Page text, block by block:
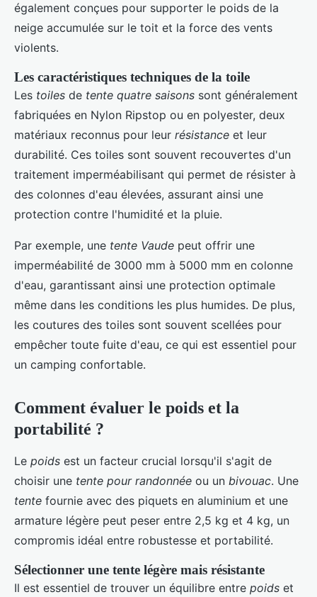
également conçues pour supporter le poids de la
neige accumulée sur le toit et la force des vents
violents.
Les caractéristiques techniques de la toile
Les toiles de tente quatre saisons sont généralement
fabriquées en Nylon Ripstop ou en polyester, deux
matériaux reconnus pour leur résistance et leur
durabilité. Ces toiles sont souvent recouvertes d'un
traitement imperméabilisant qui permet de résister à
des colonnes d'eau élevées, assurant ainsi une
protection contre l'humidité et la pluie.
Par exemple, une tente Vaude peut offrir une
imperméabilité de 3000 mm à 5000 mm en colonne
d'eau, garantissant ainsi une protection optimale
même dans les conditions les plus humides. De plus,
les coutures des toiles sont souvent scellées pour
empêcher toute fuite d'eau, ce qui est essentiel pour
un camping confortable.
Comment évaluer le poids et la
portabilité ?
Le poids est un facteur crucial lorsqu'il s'agit de
choisir une tente pour randonnée ou un bivouac. Une
tente fournie avec des piquets en aluminium et une
armature légère peut peser entre 2,5 kg et 4 kg, un
compromis idéal entre robustesse et portabilité.
Sélectionner une tente légère mais résistante
Il est essentiel de trouver un équilibre entre poids et